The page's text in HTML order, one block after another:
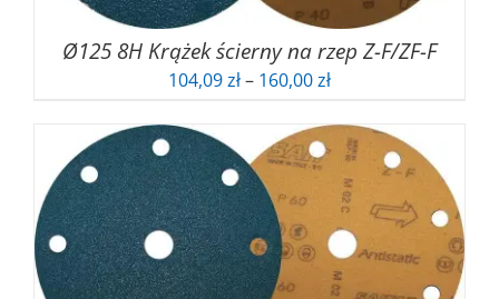
Ø125 8H Krążek ścierny na rzep Z-F/ZF-F
104,09zł– 160,00złZakres
od
104,09 zł
do
160,00 zł